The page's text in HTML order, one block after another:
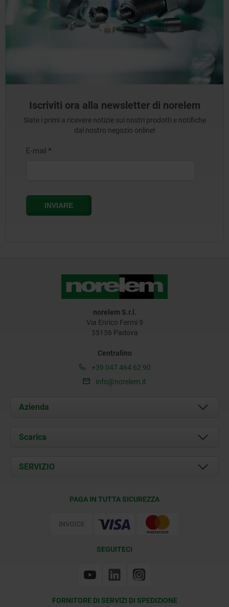
Iscriviti ora alla newsletter di norelem
Siate i primi a ricevere notizie sui nostri prodotti e notifiche
dal nostro negozio online!
norelem S.r.l.
Via Enrico Fermi 9
35136 Padova
Centralino
+39 047 464 62 90
info@norelem.it
Azienda
Chi siamo
Contatti
Scarica
Documents
SERVIZIO
PAGA IN TUTTA SICUREZZA
SEGUITECI
FORNITORE DI SERVIZI DI SPEDIZIONE